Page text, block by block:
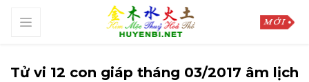
Tử vi 12 con giáp tháng 03/2017 âm lịch